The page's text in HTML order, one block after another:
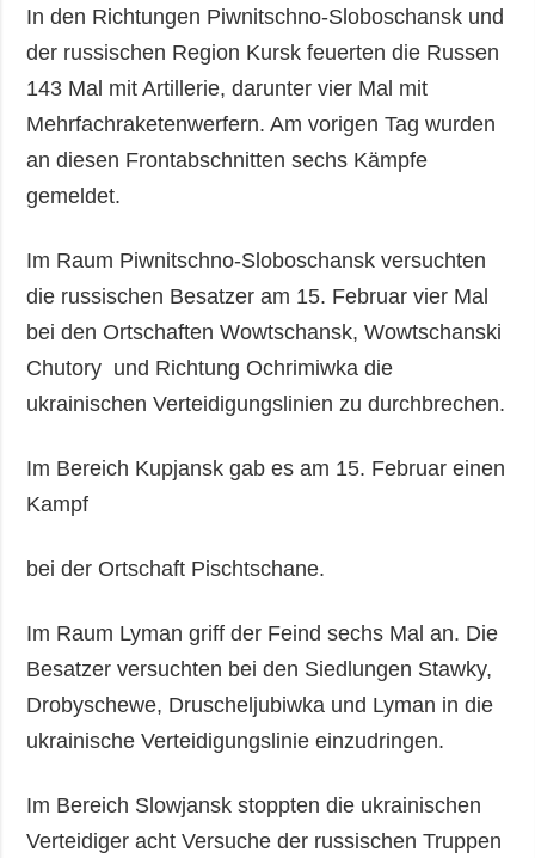
In den Richtungen Piwnitschno-Sloboschansk und
der russischen Region Kursk feuerten die Russen
143 Mal mit Artillerie, darunter vier Mal mit
Mehrfachraketenwerfern. Am vorigen Tag wurden
an diesen Frontabschnitten sechs Kämpfe
gemeldet.
Im Raum Piwnitschno-Sloboschansk versuchten
die russischen Besatzer am 15. Februar vier Mal
bei den Ortschaften Wowtschansk, Wowtschanski
Chutory und Richtung Ochrimiwka die
ukrainischen Verteidigungslinien zu durchbrechen.
Im Bereich Kupjansk gab es am 15. Februar einen
Kampf
bei der Ortschaft Pischtschane.
Im Raum Lyman griff der Feind sechs Mal an. Die
Besatzer versuchten bei den Siedlungen Stawky,
Drobyschewe, Druscheljubiwka und Lyman in die
ukrainische Verteidigungslinie einzudringen.
Im Bereich Slowjansk stoppten die ukrainischen
Verteidiger acht Versuche der russischen Truppen